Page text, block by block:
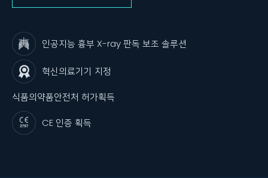
인공지능 흉부 X-ray 판독 보조 솔루션
혁신의료기기 지정
식품의약품안전처 허가획득
CE 인증 획득